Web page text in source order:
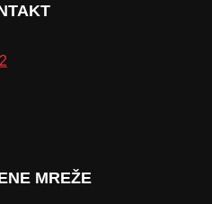
MREŽE